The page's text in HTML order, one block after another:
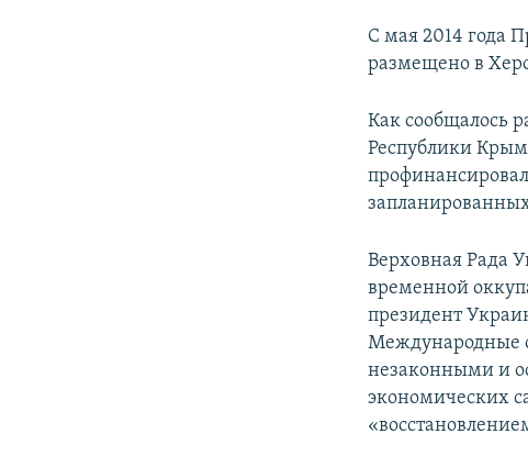
С мая 2014 года
размещено в
Как сообщалось
Республики Крым
Верховная Рада
временной
президент
Международные
незаконными и
экономических